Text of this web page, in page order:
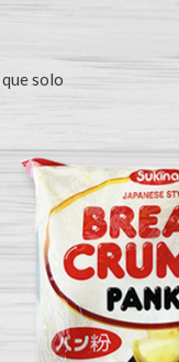
solo